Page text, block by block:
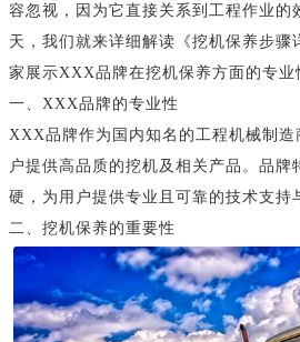
容忽视，因为它直接关系到工程作业的
天，我们就来详细解读《挖机保养步骤
家展示XXX品牌在挖机保养方面的专业
一、XXX品牌的专业性
XXX品牌作为国内知名的工程机械制造
户提供高品质的挖机及相关产品。品牌
硬，为用户提供专业且可靠的技术支持
二、挖机保养的重要性